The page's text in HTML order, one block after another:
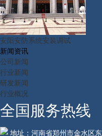
安阳安防系统安装调试
新闻资讯
公司新闻
行业新闻
研发新闻
行业概况
全国服务热线
地址：河南省郑州市金水区